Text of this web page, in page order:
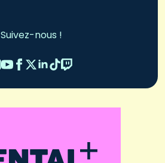
Suivez-nous !